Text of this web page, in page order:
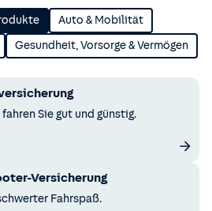
Auto & Mobilität
Gesundheit, Vorsorge & Vermögen
fahren Sie gut und günstig.
Versicherung
Fahrspaß.